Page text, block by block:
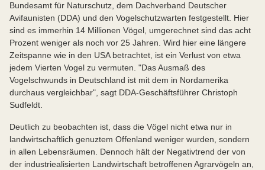
Bundesamt für Naturschutz, dem Dachverband Deutscher
Avifaunisten (DDA) und den Vogelschutzwarten festgestellt. Hier
sind es immerhin 14 Millionen Vögel, umgerechnet sind das acht
Prozent weniger als noch vor 25 Jahren. Wird hier eine längere
Zeitspanne wie in den USA betrachtet, ist ein Verlust von etwa
jedem Vierten Vogel zu vermuten. "Das Ausmaß des
Vogelschwunds in Deutschland ist mit dem in Nordamerika
durchaus vergleichbar", sagt DDA-Geschäftsführer Christoph
Sudfeldt.
Deutlich zu beobachten ist, dass die Vögel nicht etwa nur in
landwirtschaftlich genuztem Offenland weniger wurden, sondern
in allen Lebensräumen. Dennoch hält der Negativtrend der von
der industriealisierten Landwirtschaft betroffenen Agrarvögeln an,